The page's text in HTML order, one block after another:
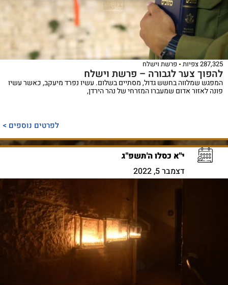
287,325 צפיות פרשת וישלח
להפוך צער לגבורה – פרשת וישלח
המפגש שמלווה בחשש גדול, מסתיים בשלום. עשיו נפרד מיעקב, כאשר עשיו
פונה לאזור אדום שמעברו המזרחי של נהר הירדן,
לפרטים נוספים >
י"א כסלו ה'תשפ"ג
דצמבר 5, 2022